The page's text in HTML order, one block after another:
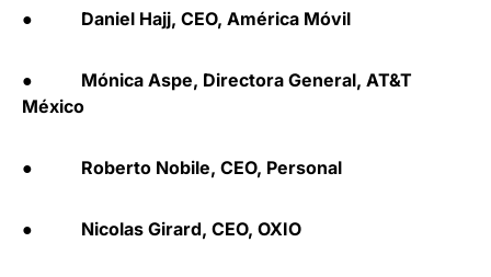
● Daniel Hajj, CEO, América Móvil
● Mónica Aspe, Directora General, AT&T
México
● Roberto Nobile, CEO, Personal
● Nicolas Girard, CEO, OXIO